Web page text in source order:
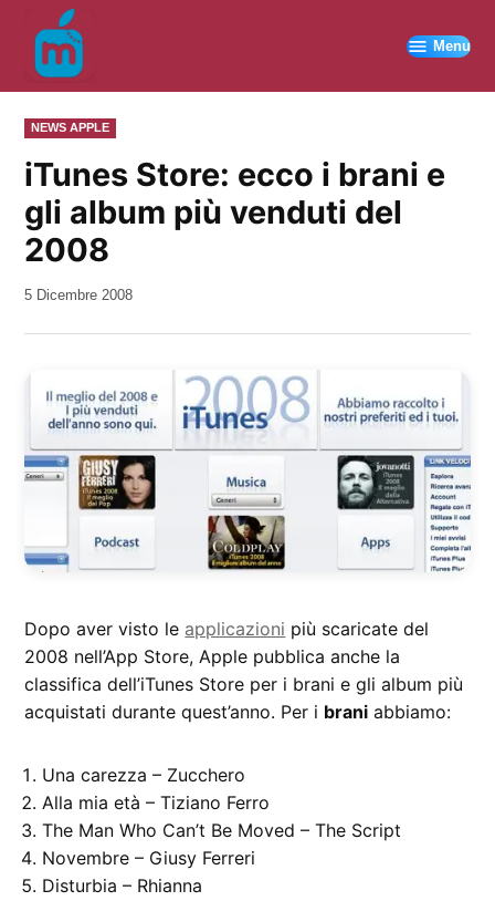
contenuto
Menu
PUBBLICATO
IN
NEWS APPLE
iTunes Store: ecco i brani e
gli album più venduti del
2008
da
5 Dicembre 2008
Dopo aver visto le applicazioni più scaricate del
2008 nell’App Store, Apple pubblica anche la
classifica dell’iTunes Store per i brani e gli album più
acquistati durante quest’anno. Per i brani abbiamo:
Una carezza – Zucchero
Alla mia età – Tiziano Ferro
The Man Who Can’t Be Moved – The Script
Novembre – Giusy Ferreri
Disturbia – Rhianna